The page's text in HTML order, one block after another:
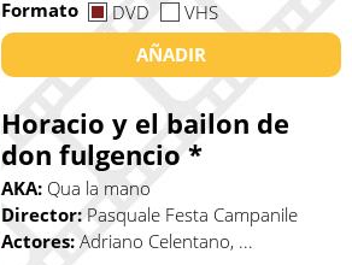
Formato DVD
VHS
AÑADIR
Horacio y el bailon de
don fulgencio *
AKA: Qua la mano
Director: Pasquale Festa Campanile
Actores:Adriano Celentano, ...